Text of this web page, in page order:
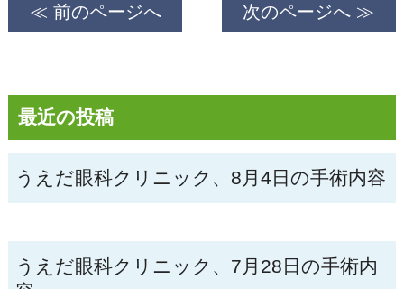
最近の投稿
うえだ眼科クリニック、8月4日の手術内容
うえだ眼科クリニック、7月28日の手術内
≪ 前のページへ 次のページへ ≫